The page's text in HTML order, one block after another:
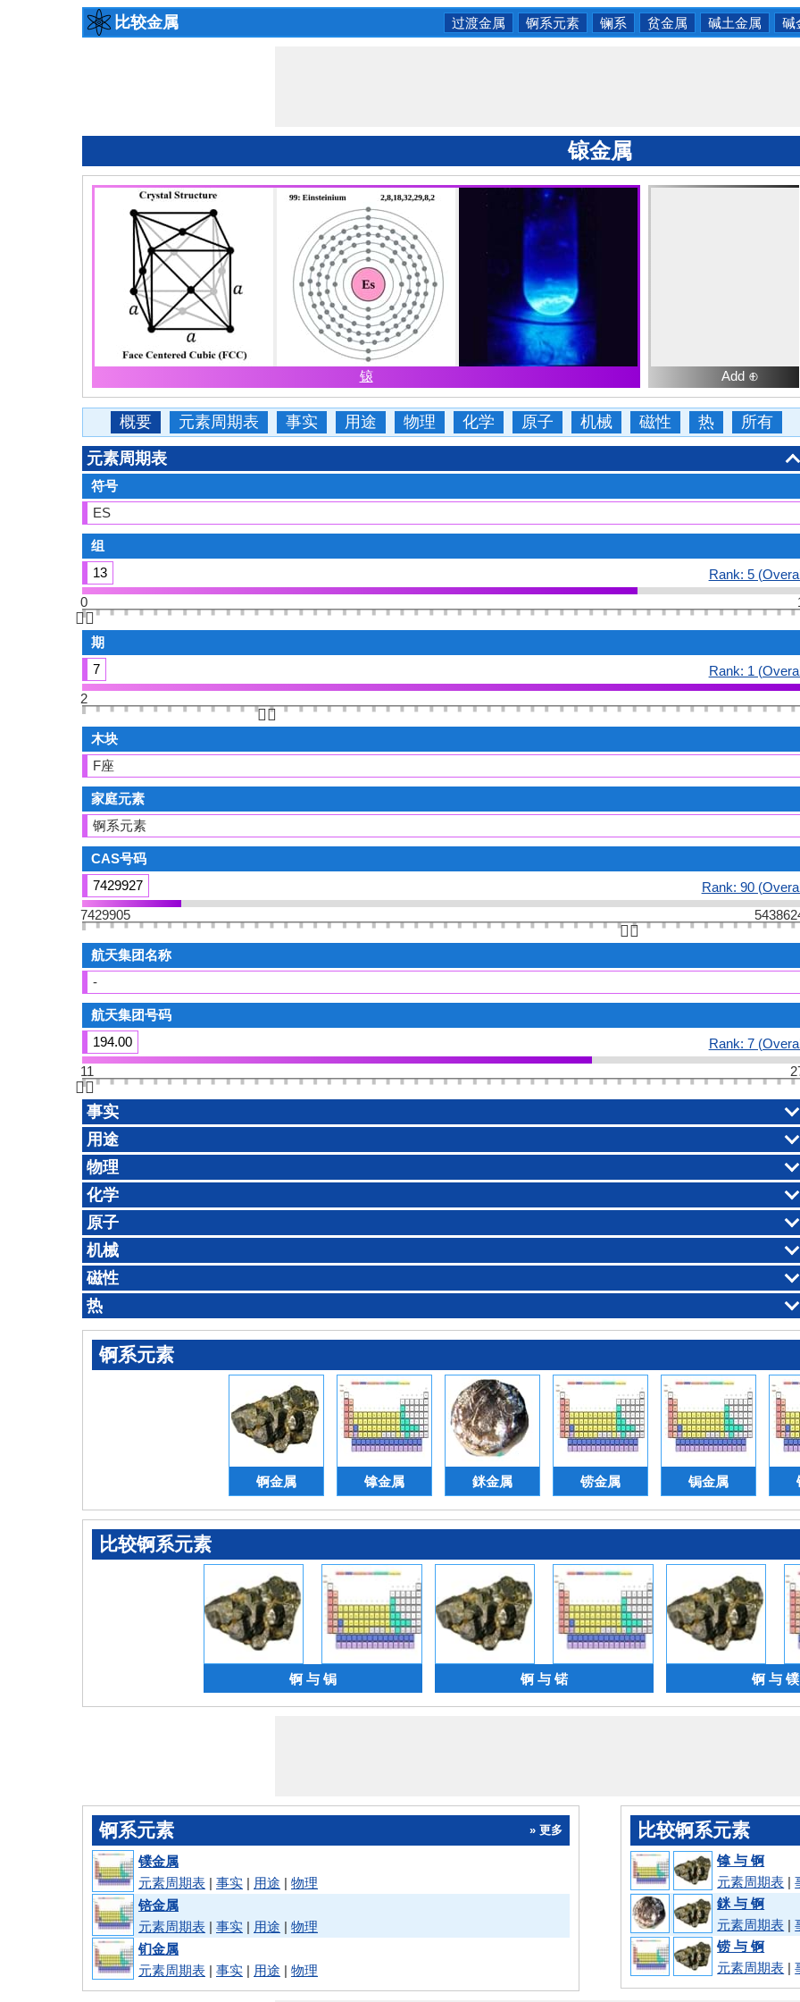
比较金属 过渡金属 锕系元素 镧系 贫金属 碱土金属 碱
锿金属
锿 Add ⊕
概要 元素周期表 事实 用途 物理 化学 原子 机械 磁性 热 所有
元素周期表
符号
ES
组
13
Rank: 5
0
👆🏻
期
7
Rank: 1
2
👆🏻
木块
F座
家庭元素
锕系元素
CAS号码
7429927
Rank: 90
7429905
👆🏻
航天集团名称
-
航天集团号码
194.00
Rank: 7
11
👆🏻
事实
用途
物理
化学
原子
机械
磁性
热
锕系元素
锕金属 镎金属 銤金属 铹金属 锔金属
比较锕系元素
锕 与 锔 锕 与 锘 锕 与 镤
锕系元素 » 更多
镤金属
元素周期表 | 事实 | 用途 | 物理
锫金属
元素周期表 | 事实 | 用途 | 物理
钔金属
元素周期表 | 事实 | 用途 | 物理
比较锕系元素
镎 与 锕
元素周期表 |
銤 与 锕
元素周期表 |
铹 与 锕
元素周期表 |